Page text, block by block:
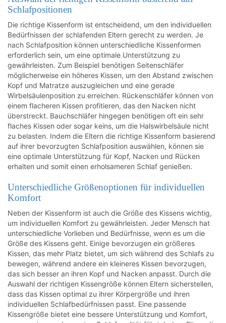
Schlafpositionen
Die richtige Kissenform ist entscheidend, um den individuellen
Bedürfnissen der schlafenden Eltern gerecht zu werden. Je
nach Schlafposition können unterschiedliche Kissenformen
erforderlich sein, um eine optimale Unterstützung zu
gewährleisten. Zum Beispiel benötigen Seitenschläfer
möglicherweise ein höheres Kissen, um den Abstand zwischen
Kopf und Matratze auszugleichen und eine gerade
Wirbelsäulenposition zu erreichen. Rückenschläfer können von
einem flacheren Kissen profitieren, das den Nacken nicht
überstreckt. Bauchschläfer hingegen benötigen oft ein sehr
flaches Kissen oder sogar keins, um die Halswirbelsäule nicht
zu belasten. Indem die Eltern die richtige Kissenform basierend
auf ihrer bevorzugten Schlafposition auswählen, können sie
eine optimale Unterstützung für Kopf, Nacken und Rücken
erhalten und somit einen erholsameren Schlaf genießen.
Unterschiedliche Größenoptionen für individuellen
Komfort
Neben der Kissenform ist auch die Größe des Kissens wichtig,
um individuellen Komfort zu gewährleisten. Jeder Mensch hat
unterschiedliche Vorlieben und Bedürfnisse, wenn es um die
Größe des Kissens geht. Einige bevorzugen ein größeres
Kissen, das mehr Platz bietet, um sich während des Schlafs zu
bewegen, während andere ein kleineres Kissen bevorzugen,
das sich besser an ihren Kopf und Nacken anpasst. Durch die
Auswahl der richtigen Kissengröße können Eltern sicherstellen,
dass das Kissen optimal zu ihrer Körpergröße und ihren
individuellen Schlafbedürfnissen passt. Eine passende
Kissengröße bietet eine bessere Unterstützung und Komfort,